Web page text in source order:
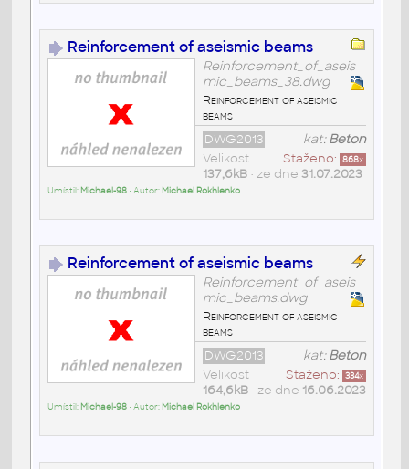
Reinforcement of aseismic beams
Reinforcement_of_aseis
mic_beams_38.dwg
Reinforcement of aseismic
beams
kat:Beton
DWG2013
Staženo: 868x
Velikost
137,6kB• ze dne 31.07.2023
Umístil: Michael-98• Autor: Michael Rokhlenko
Reinforcement of aseismic beams
Reinforcement_of_aseis
mic_beams.dwg
Reinforcement of aseismic
beams
kat:Beton
DWG2013
Staženo: 334x
Velikost
164,6kB• ze dne 16.06.2023
Umístil: Michael-98• Autor: Michael Rokhlenko